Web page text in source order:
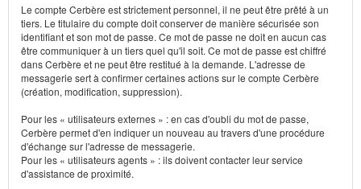
Le compte Cerbère est strictement personnel, il ne peut être prêté à un
tiers. Le titulaire du compte doit conserver de manière sécurisée son
identifiant et son mot de passe. Ce mot de passe ne doit en aucun cas
être communiquer à un tiers quel qu'il soit. Ce mot de passe est chiffré
dans Cerbère et ne peut être restitué à la demande. L'adresse de
messagerie sert à confirmer certaines actions sur le compte Cerbère
(création, modification, suppression).
Pour les « utilisateurs externes » : en cas d'oubli du mot de passe,
Cerbère permet d'en indiquer un nouveau au travers d'une procédure
d'échange sur l'adresse de messagerie.
Pour les « utilisateurs agents » : ils doivent contacter leur service
d'assistance de proximité.